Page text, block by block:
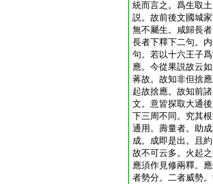
統而言之。爲生取
説。故前後文國城
無不屬生。咸歸長
長者下釋下二句。
句。若以十六王子
應。今從果説故云
蒋故。故知非但捨
起故捨應。故知前
文。意皆探取大通
下三周不同。究其
通用。壽量者。助
成。成即是出。且
故不可云多。火起
應須作見修兩釋。
者勢分。二者威勢